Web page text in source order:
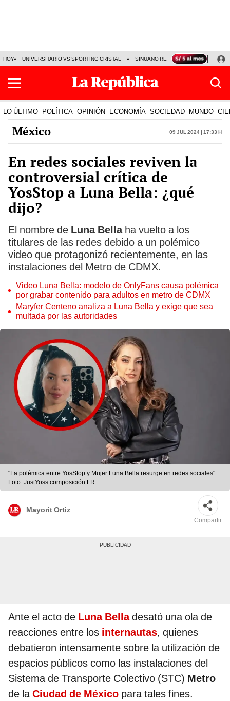
HOY UNIVERSITARIO VS SPORTING CRISTAL SINUANO RESULTADOS HOY
LO ÚLTIMO POLÍTICA OPINIÓN ECONOMÍA SOCIEDAD MUNDO
México 09 Jul 2024 | 17:33 h
En redes sociales reviven la
controversial crítica de
YosStop a Luna Bella: ¿qué
dijo?
El nombre de Luna Bella ha vuelto a los
titulares de las redes debido a un polémico
video que protagonizó recientemente, en las
instalaciones del Metro de CDMX.
Video Luna Bella: modelo de OnlyFans causa polémica
por grabar contenido para adultos en metro de CDMX
Maryfer Centeno analiza a Luna Bella y exige que sea
multada por las autoridades
"La polémica entre YosStop y Mujer Luna Bella resurge en redes sociales".
Foto: JustYoss composición LR
Mayorit Ortiz
Compartir
Ante el acto de Luna Belladesató una ola de
reacciones entre los internautas, quienes
debatieron intensamente sobre la utilización de
espacios públicos como las instalaciones del
Sistema de Transporte Colectivo (STC) Metro
de laCiudad de México para tales fines.